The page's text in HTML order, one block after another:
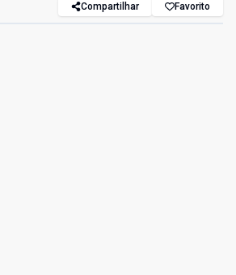
Compartilhar Favorito